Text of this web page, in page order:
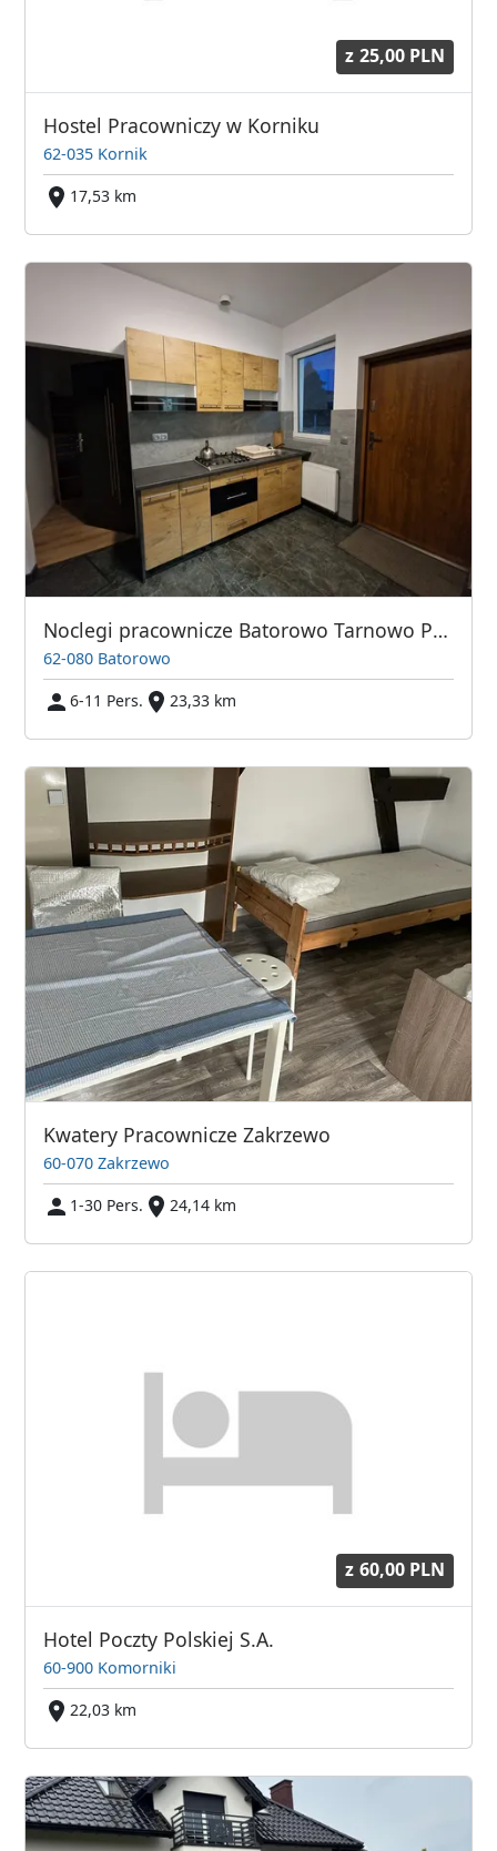
z 25,00 PLN
Hostel Pracowniczy w Korniku
62-035 Kornik
17,53 km
Noclegi pracownicze Batorowo Tarnowo Podgórne Lusowo Dom na wyłączność
62-080 Batorowo
6-11 Pers.
23,33 km
Kwatery Pracownicze Zakrzewo
60-070 Zakrzewo
1-30 Pers.
24,14 km
z 60,00 PLN
Hotel Poczty Polskiej S.A.
60-900 Komorniki
22,03 km